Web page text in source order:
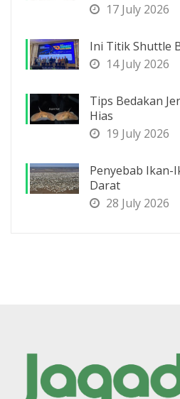
17 July 2026
Ini Titik Shuttle
14 July 2026
Tips Bedakan
Hias
19 July 2026
Penyebab Ikan-
Darat
28 July 2026